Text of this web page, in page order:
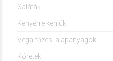
Saláták
Kenyérre kenjük
Vega főzési alapanyagok
Köretek